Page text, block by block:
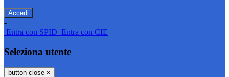
-
Entra con SPID Entra con CIE
Seleziona utente
button close ×